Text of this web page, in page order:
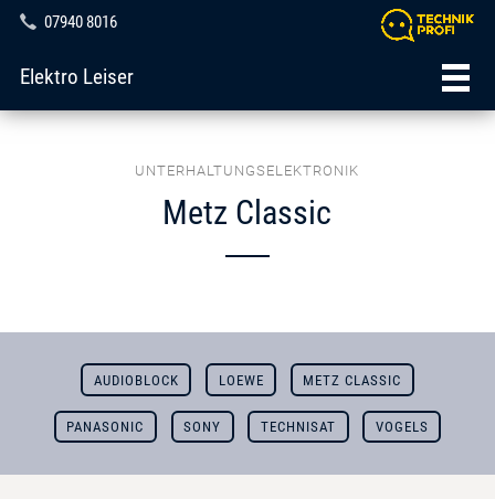
07940 8016
Elektro Leiser
UNTERHALTUNGSELEKTRONIK
Metz Classic
AUDIOBLOCK LOEWE METZ CLASSIC
PANASONIC SONY TECHNISAT VOGELS